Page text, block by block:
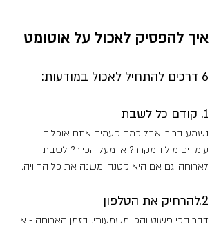
איך להפסיק לאכול על אוטומט
6 דרכים להתחיל לאכול במודעות:
1. קודם כל לשבת
נשמע ברור, אבל כמה פעמים אתם אוכלים
עומדים מול המקרר? או מעל הכיור? לשבת
לארוחה, גם אם היא קטנה, משנה את כל החוויה.
2.להרחיק את הטלפון
דבר הכי פשוט והכי משמעותי. בזמן הארוחה - אין